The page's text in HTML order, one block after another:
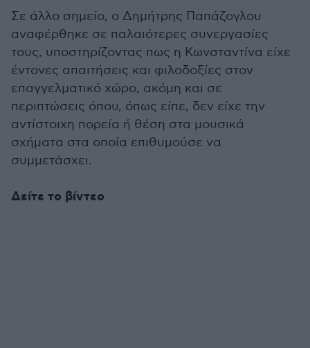
Σε άλλο σημείο, ο Δημήτρης Παπάζογλου
αναφέρθηκε σε παλαιότερες συνεργασίες
τους, υποστηρίζοντας πως η Κωνσταντίνα είχε
έντονες απαιτήσεις και φιλοδοξίες στον
επαγγελματικό χώρο, ακόμη και σε
περιπτώσεις όπου, όπως είπε, δεν είχε την
αντίστοιχη πορεία ή θέση στα μουσικά
σχήματα στα οποία επιθυμούσε να
συμμετάσχει.
Δείτε το βίντεο